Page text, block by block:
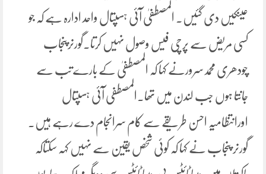
عینکیں دی گئیں۔ المصطفیٰ آئی ہسپتال واحد ادارہ ہے کہ جو
کسی مریض سے پرچی فیس وصول نہیں کرتا۔گورنرپنجاب
چودھری محمدسرورنے کہا کہ المصطفیٰ کے بارے تب سے
جانتا ہوں جب لندن میں تھا۔المصطفی آئی ہسپتال
اورانتظامیہ احسن طریقے سے کام سرانجام دے رہے ہیں۔
گورنر پنجاب نے کہا کہ کوئی شخص یقین سے نہیں کہہ سکتاکہ